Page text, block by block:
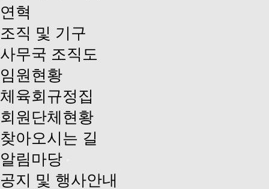
연혁
조직 및 기구
사무국 조직도
임원현황
체육회규정집
회원단체현황
찾아오시는 길
알림마당
공지 및 행사안내